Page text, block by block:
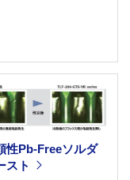
性Pb-Freeソルダ
スト